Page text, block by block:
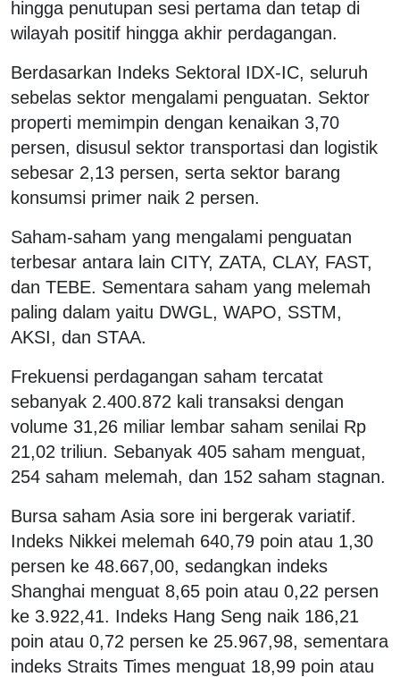
hingga penutupan sesi pertama dan tetap di
wilayah positif hingga akhir perdagangan.
Berdasarkan Indeks Sektoral IDX-IC, seluruh
sebelas sektor mengalami penguatan. Sektor
properti memimpin dengan kenaikan 3,70
persen, disusul sektor transportasi dan logistik
sebesar 2,13 persen, serta sektor barang
konsumsi primer naik 2 persen.
Saham-saham yang mengalami penguatan
terbesar antara lain CITY, ZATA, CLAY, FAST,
dan TEBE. Sementara saham yang melemah
paling dalam yaitu DWGL, WAPO, SSTM,
AKSI, dan STAA.
Frekuensi perdagangan saham tercatat
sebanyak 2.400.872 kali transaksi dengan
volume 31,26 miliar lembar saham senilai Rp
21,02 triliun. Sebanyak 405 saham menguat,
254 saham melemah, dan 152 saham stagnan.
Bursa saham Asia sore ini bergerak variatif.
Indeks Nikkei melemah 640,79 poin atau 1,30
persen ke 48.667,00, sedangkan indeks
Shanghai menguat 8,65 poin atau 0,22 persen
ke 3.922,41. Indeks Hang Seng naik 186,21
poin atau 0,72 persen ke 25.967,98, sementara
indeks Straits Times menguat 18,99 poin atau